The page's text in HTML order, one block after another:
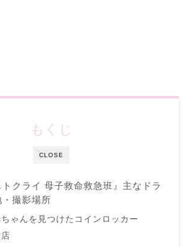
CLOSE
もくじ
トクライ 母子救命救急班』主なドラ
撮影場所
ゃんを見つけたコインロッカー